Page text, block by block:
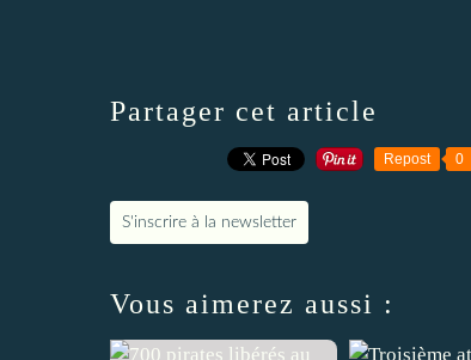
Partager cet article
Repost 0
S'inscrire à la newsletter
Vous aimerez aussi :